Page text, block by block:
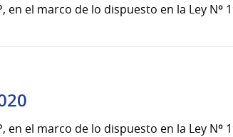
en el marco de lo dispuesto en la Ley Nº
en el marco de lo dispuesto en la Ley Nº